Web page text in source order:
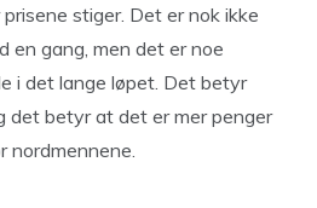
stiger. Det er nok ikke
en gang, men det er noe
i det lange løpet. Det betyr
det betyr at det er mer penger
nordmennene.